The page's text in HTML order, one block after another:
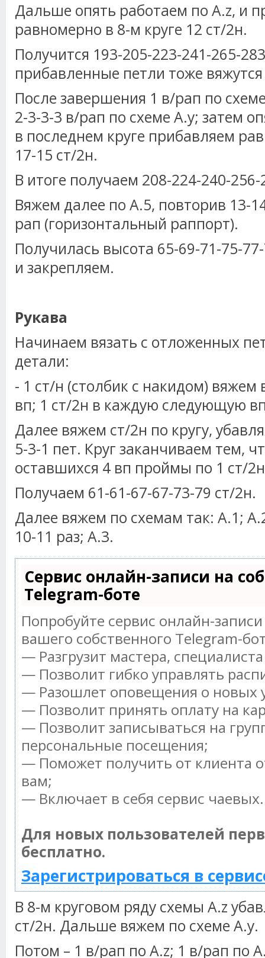
Дальше опять работаем по A.z, и
равномерно в 8-м круге 12 ст/2н.
Получится 193-205-223-241-265-
прибавленные петли тоже
После завершения 1 в/рап по
2-3-3-3 в/рап по схеме A.y; затем
в последнем круге прибавляем
17-15 ст/2н.
В итоге получаем 208-224-240-
Вяжем далее по А.5, повторив 13-
рап (горизонтальный раппорт).
Получилась высота 65-69-71-75-
и закрепляем.
Рукава
Начинаем вязать с отложенных
детали:
- 1 ст/н (столбик с накидом)
вп; 1 ст/2н в каждую следующую
Далее вяжем ст/2н по кругу,
5-3-1 пет. Круг заканчиваем тем,
оставшихся 4 вп проймы по 1 ст/
Получаем 61-61-67-67-73-79 ст/2н.
Далее вяжем по схемам так: А.1;
10-11 раз; А.3.
Сервис онлайн-записи на
Telegram-боте
Попробуйте сервис онлайн-
вашего собственного Telegram-
— Разгрузит мастера,
— Позволит гибко управлять
— Разошлет оповещения о новых
— Позволит принять оплату на
— Позволит записываться на
персональные посещения;
— Поможет получить от клиента
вам;
— Включает в себя сервис чаевых.
Для новых пользователей
бесплатно.
Зарегистрироваться в
В 8-м круговом ряду схемы A.z
ст/2н. Дальше вяжем по схеме A.y.
Потом – 1 в/рап по A.z; 1 в/рап по